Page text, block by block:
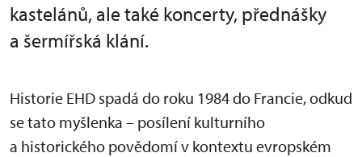
kastelánů, ale také koncerty, přednášky
a šermířská klání.
Historie EHD spadá do roku 1984 do Francie, odkud
se tato myšlenka – posílení kulturního
a historického povědomí v kontextu evropském